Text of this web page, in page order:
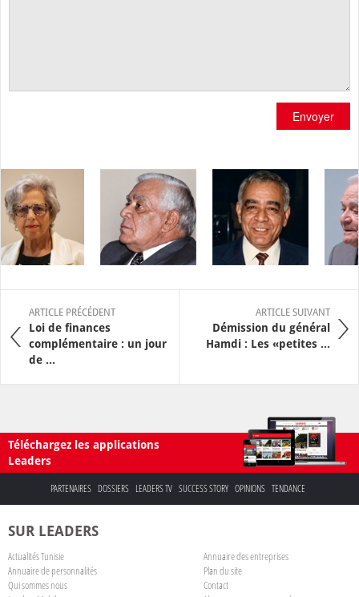
Envoyer
ARTICLE PRÉCÉDENT
Loi de finances
complémentaire : un jour
de ...
ARTICLE SUIVANT
Démission du général
Hamdi : Les «petites ...
Téléchargez les applications
Leaders
PARTENAIRES DOSSIERS LEADERS TV SUCCESS STORY OPINIONS TENDANCE
SUR LEADERS
Actualités Tunisie
Annuaire des entreprises
Annuaire de personnalités
Plan du site
Qui sommes nous
Contact